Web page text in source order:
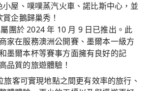
屋、噗噗蒸汽火車、諾比斯中心，並
企鵝歸巢秀！
團於 2024 年 10 月 9 日已推出。此
家在服務澳洲公開賽、墨爾本一級方
墨爾本杯等賽事方面擁有良好的記
品質的旅遊體驗！
旅客可實現地點之間更有效率的旅行、